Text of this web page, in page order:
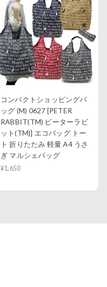
コンパクトショッピングバ
ッグ (M) 0627 [PETER
RABBIT(TM) ピーターラビ
ット(TM)] エコバッグ トー
ト 折りたたみ 軽量 A4 うさ
ぎ マルシェバッグ
¥1,650